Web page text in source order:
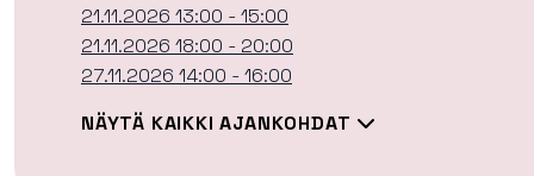
21.11.2026 13:00 - 15:00
21.11.2026 18:00 - 20:00
27.11.2026 14:00 - 16:00
NÄYTÄ KAIKKI AJANKOHDAT